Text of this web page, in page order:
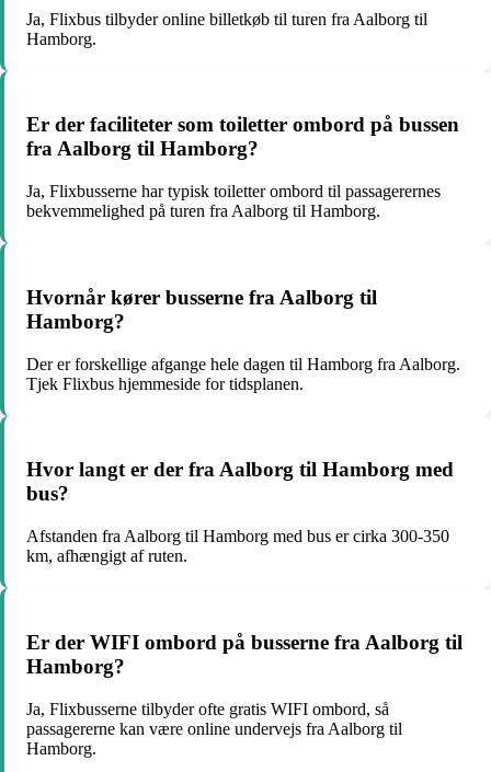
Ja, Flixbus tilbyder online billetkøb til turen fra Aalborg til
Hamborg.
Er der faciliteter som toiletter ombord på bussen
fra Aalborg til Hamborg?
Ja, Flixbusserne har typisk toiletter ombord til passagerernes
bekvemmelighed på turen fra Aalborg til Hamborg.
Hvornår kører busserne fra Aalborg til
Hamborg?
Der er forskellige afgange hele dagen til Hamborg fra Aalborg.
Tjek Flixbus hjemmeside for tidsplanen.
Hvor langt er der fra Aalborg til Hamborg med
bus?
Afstanden fra Aalborg til Hamborg med bus er cirka 300-350
km, afhængigt af ruten.
Er der WIFI ombord på busserne fra Aalborg til
Hamborg?
Ja, Flixbusserne tilbyder ofte gratis WIFI ombord, så
passagererne kan være online undervejs fra Aalborg til
Hamborg.